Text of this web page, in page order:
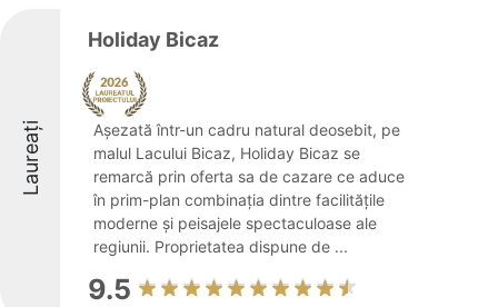
Laureați
Holiday Bicaz
Așezată într-un cadru natural deosebit, pe
malul Lacului Bicaz, Holiday Bicaz se
remarcă prin oferta sa de cazare ce aduce
în prim-plan combinația dintre facilitățile
moderne și peisajele spectaculoase ale
regiunii. Proprietatea dispune de ...
9.5